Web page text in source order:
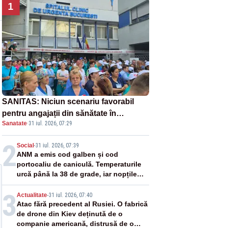
1
SANITAS: Niciun scenariu favorabil
pentru angajații din sănătate în
proiectul Legii salarizării
Sanatate·31 iul. 2026, 07:29
2Social -31 iul. 2026, 07:39
ANM a emis cod galben și cod
portocaliu de caniculă. Temperaturile
urcă până la 38 de grade, iar nopțile
devin tropicale
3 Actualitate-31 iul. 2026, 07:40
Atac fără precedent al Rusiei. O fabrică
de drone din Kiev deținută de o
companie americană, distrusă de o